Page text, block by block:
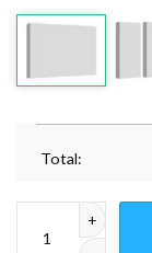
Total: